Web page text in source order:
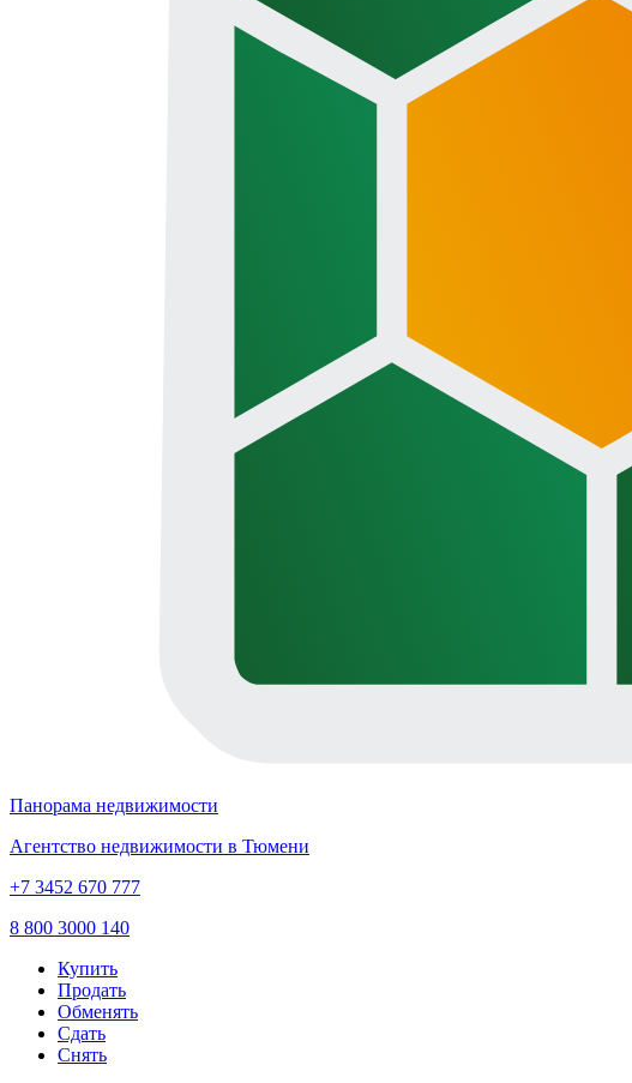
Панорама недвижимости
Агентство недвижимости в Тюмени
+7 3452 670 777
8 800 3000 140
Купить
Продать
Обменять
Сдать
Снять